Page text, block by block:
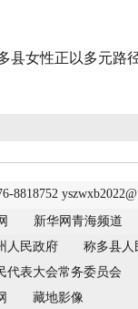
县女性正以多元路
8818752
新华网青海频道
人民政府
称多县人
代表大会常务委员会
藏地影像